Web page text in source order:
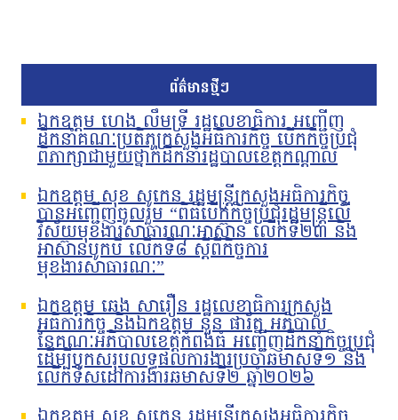
ព័ត៌មានថ្មីៗ
ឯកឧត្តម ហេង លឹមទ្រី រដ្ឋលេខាធិការ អញ្ជើញ
ដឹកនាំគណៈប្រតិភូក្រសួងអធិការកិច្ច បើកកិច្ចប្រជុំ
ពិភាក្សាជាមួយថ្នាក់ដឹកនាំរដ្ឋបាលខេត្តកណ្តាល
ឯកឧត្តម សុខ សូកេន រដ្ឋមន្រ្តីក្រសួងអធិការកិច្ច
បានអញ្ជើញចូលរួម “ពិធីបើកកិច្ចប្រជុំរដ្ឋមន្ត្រីលើ
វិស័យមុខងារសាធារណៈអាស៊ាន លើកទី២៣ និង
អាស៊ានបូកបី លើកទី៨ ស្តីពីកិច្ចការ
មុខងារសាធារណៈ”
ឯកឧត្តម ឆេង សារឿន រដ្ឋលេខាធិការក្រសួង
អធិការកិច្ច និងឯកឧត្តម នួន ផារ័ត្ន អភិបាល
នៃគណៈអភិបាលខេត្តកំពង់ធំ អញ្ជើញដឹកនាំកិច្ចប្រជុំ
ដើម្បីបូកសរុបលទ្ធផលការងារប្រចាំឆមាសទី១ និង
លើកទិសដៅការងារឆមាសទី២ ឆ្នាំ២០២៦